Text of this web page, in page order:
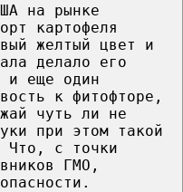
на рынке
картофеля
желтый цвет и
делало его
и еще один
к фитофторе,
чуть ли не
при этом такой
Что, с точки
ГМО,